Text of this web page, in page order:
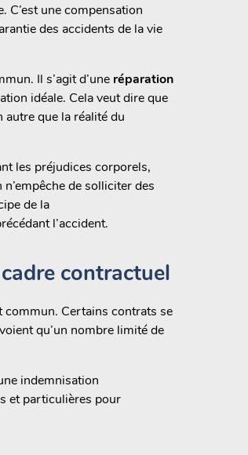
C’est une compensation
des accidents de la vie
Il s’agit d’une réparation
idéale. Cela veut dire que
autre que la réalité du
les préjudices corporels,
de solliciter des
de la
l’accident.
contractuel
commun. Certains contrats se
qu’un nombre limité de
indemnisation
et particulières pour